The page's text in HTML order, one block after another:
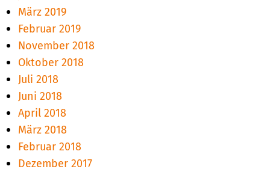
März 2019
Februar 2019
November 2018
Oktober 2018
Juli 2018
Juni 2018
April 2018
März 2018
Februar 2018
Dezember 2017